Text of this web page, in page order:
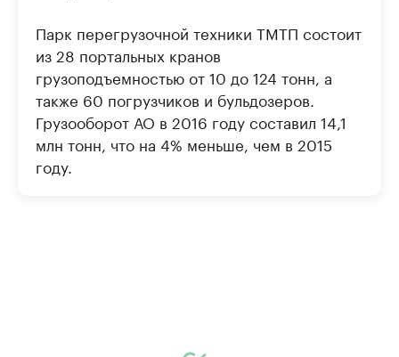
Парк перегрузочной техники ТМТП состоит
из 28 портальных кранов
грузоподъемностью от 10 до 124 тонн, а
также 60 погрузчиков и бульдозеров.
Грузооборот АО в 2016 году составил 14,1
млн тонн, что на 4% меньше, чем в 2015
году.